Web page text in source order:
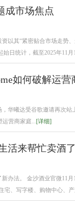
成市场焦点
以其“紧密贴合市场走势
日统计，截至2025年11月
如何破解运营
，华曦达受谷歌邀请再次
营商家庭...[详细]
活来帮忙卖酒
办法。 金沙酒业官微11
宅、写字楼、购物中心、